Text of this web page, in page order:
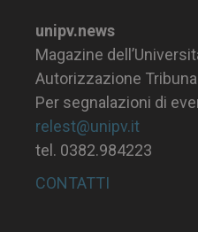
unipv.news
Magazine
Autorizzazione
Per segnalazioni di
relest@unipv.it
tel. 0382.984223
CONTATTI